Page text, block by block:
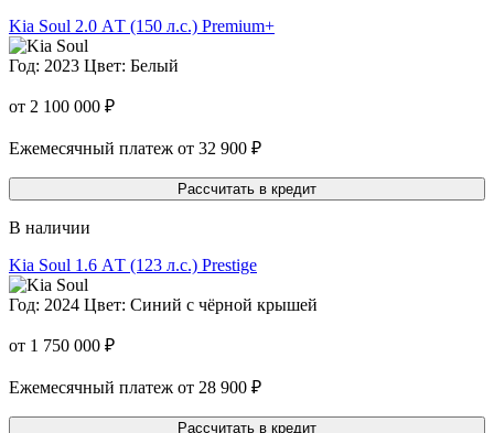
Kia Soul 2.0 АT (150 л.с.) Premium+
Год: 2023 Цвет: Белый
от 2 100 000 ₽
Ежемесячный платеж от 32 900 ₽
Рассчитать в кредит
В наличии
Kia Soul 1.6 АT (123 л.с.) Prestige
Год: 2024 Цвет: Синий с чёрной крышей
от 1 750 000 ₽
Ежемесячный платеж от 28 900 ₽
Рассчитать в кредит